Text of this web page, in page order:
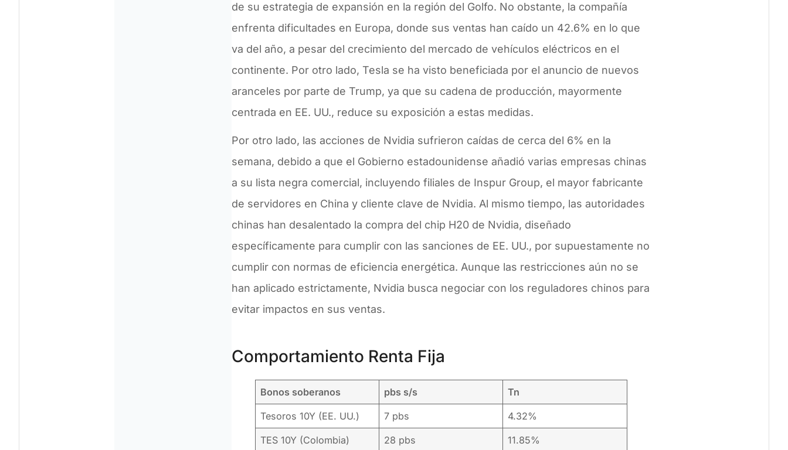
de su estrategia de expansión en la región del Golfo. No obstante, la compañía
enfrenta dificultades en Europa, donde sus ventas han caído un 42.6% en lo que
va del año, a pesar del crecimiento del mercado de vehículos eléctricos en el
continente. Por otro lado, Tesla se ha visto beneficiada por el anuncio de nuevos
aranceles por parte de Trump, ya que su cadena de producción, mayormente
centrada en EE. UU., reduce su exposición a estas medidas.
Por otro lado, las acciones de Nvidia sufrieron caídas de cerca del 6% en la
semana, debido a que el Gobierno estadounidense añadió varias empresas chinas
a su lista negra comercial, incluyendo filiales de Inspur Group, el mayor fabricante
de servidores en China y cliente clave de Nvidia. Al mismo tiempo, las autoridades
chinas han desalentado la compra del chip H20 de Nvidia, diseñado
específicamente para cumplir con las sanciones de EE. UU., por supuestamente no
cumplir con normas de eficiencia energética. Aunque las restricciones aún no se
han aplicado estrictamente, Nvidia busca negociar con los reguladores chinos para
evitar impactos en sus ventas.
Comportamiento Renta Fija
Bonos soberanos pbs s/s Tn
Tesoros 10Y (EE. UU.) 7 pbs 4.32%
TES 10Y (Colombia) 28 pbs 11.85%